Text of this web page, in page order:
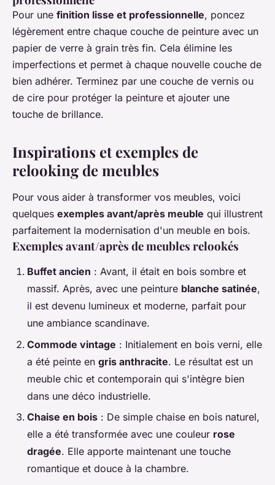
Pour une finition lisse et professionnelle, poncez
légèrement entre chaque couche de peinture avec un
papier de verre à grain très fin. Cela élimine les
imperfections et permet à chaque nouvelle couche de
bien adhérer. Terminez par une couche de vernis ou
de cire pour protéger la peinture et ajouter une
touche de brillance.
Inspirations et exemples de
relooking de meubles
Pour vous aider à transformer vos meubles, voici
quelques exemples avant/après meuble qui illustrent
parfaitement la modernisation d'un meuble en bois.
Exemples avant/après de meubles relookés
Buffet ancien : Avant, il était en bois sombre et
massif. Après, avec une peinture blanche satinée,
il est devenu lumineux et moderne, parfait pour
une ambiance scandinave.
Commode vintage : Initialement en bois verni, elle
a été peinte en gris anthracite. Le résultat est un
meuble chic et contemporain qui s'intègre bien
dans une déco industrielle.
Chaise en bois : De simple chaise en bois naturel,
elle a été transformée avec une couleur rose
dragée. Elle apporte maintenant une touche
romantique et douce à la chambre.